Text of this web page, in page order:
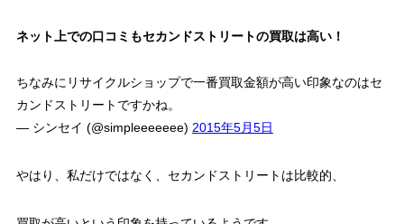
ネット上での口コミもセカンドストリートの買取は高い！
ちなみにリサイクルショップで一番買取金額が高い印象なのはセ
カンドストリートですかね。
— シンセイ (@simpleeeeeee) 2015年5月5日
やはり、私だけではなく、セカンドストリートは比較的、